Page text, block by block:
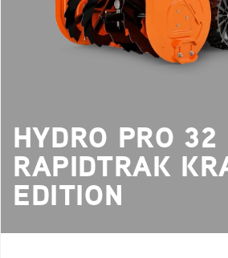
HYDRO PRO 32
RAPIDTRAK
EDITION